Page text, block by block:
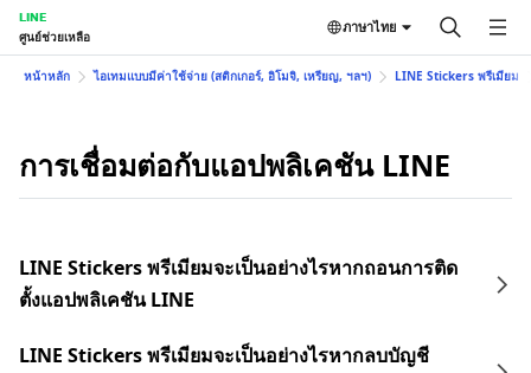
LINE
ศูนย์ช่วยเหลือ
ภาษาไทย
หน้าหลัก ไอเทมแบบมีค่าใช้จ่าย (สติกเกอร์, อิโมจิ, เหรียญ, ฯลฯ) LINE Stickers พรีเมียม
การเชื่อมต่อกับแอปพลิเคชัน LINE
LINE Stickers พรีเมียมจะเป็นอย่างไรหากถอนการติด
ตั้งแอปพลิเคชัน LINE
LINE Stickers พรีเมียมจะเป็นอย่างไรหากลบบัญชี